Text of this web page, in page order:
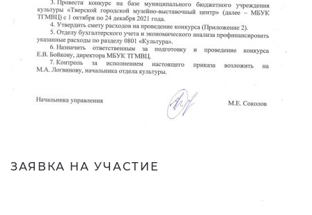
ЗАЯВКА НА УЧАСТИЕ